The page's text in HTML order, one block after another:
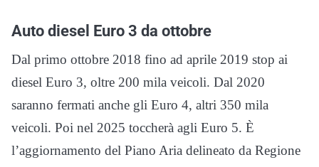
Auto diesel Euro 3 da ottobre
Dal primo ottobre 2018 fino ad aprile 2019 stop ai
diesel Euro 3, oltre 200 mila veicoli. Dal 2020
saranno fermati anche gli Euro 4, altri 350 mila
veicoli. Poi nel 2025 toccherà agli Euro 5. È
l’aggiornamento del Piano Aria delineato da Regione